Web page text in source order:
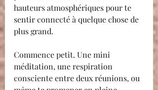
hauteurs atmosphériques pour te
sentir connecté à quelque chose de
plus grand.
Commence petit. Une mini
méditation, une respiration
consciente entre deux réunions, ou